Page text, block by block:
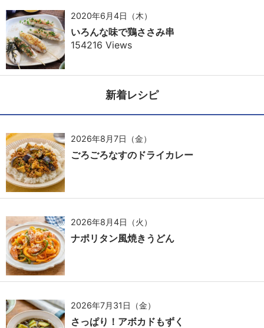
2020年6月4日（木）
いろんな味で鶏ささみ串
154216 Views
新着レシピ
2026年8月7日（金）
ごろごろなすのドライカレー
2026年8月4日（火）
ナポリタン風焼きうどん
2026年7月31日（金）
さっぱり！アボカドもずく